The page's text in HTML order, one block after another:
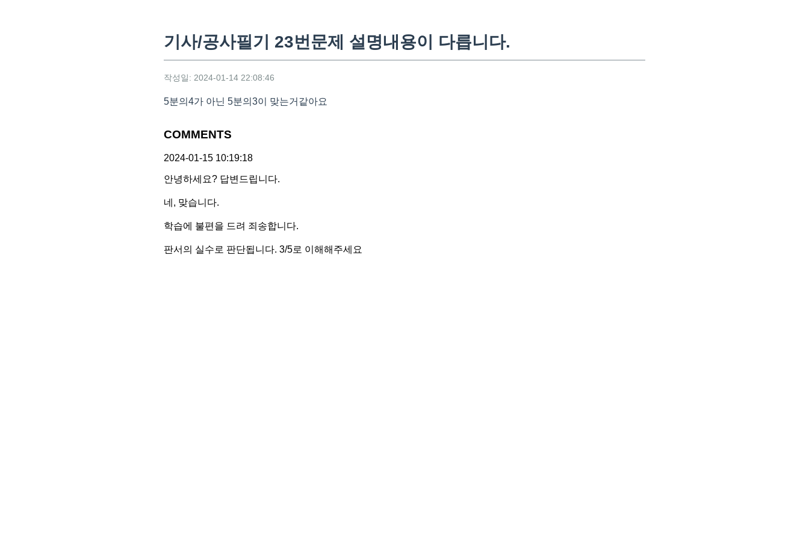
기사/공사필기 23번문제 설명내용이 다릅니다.
작성일: 2024-01-14 22:08:46
5분의4가 아닌 5분의3이 맞는거같아요
COMMENTS
2024-01-15 10:19:18
안녕하세요? 답변드립니다.
네, 맞습니다.
학습에 불편을 드려 죄송합니다.
판서의 실수로 판단됩니다. 3/5로 이해해주세요